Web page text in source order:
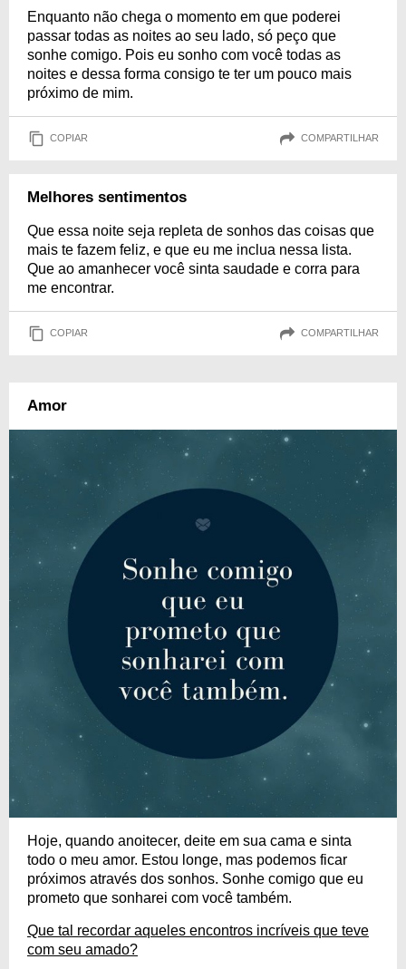
Enquanto não chega o momento em que poderei
passar todas as noites ao seu lado, só peço que
sonhe comigo. Pois eu sonho com você todas as
noites e dessa forma consigo te ter um pouco mais
próximo de mim.
COPIAR COMPARTILHAR
Melhores sentimentos
Que essa noite seja repleta de sonhos das coisas que
mais te fazem feliz, e que eu me inclua nessa lista.
Que ao amanhecer você sinta saudade e corra para
me encontrar.
COPIAR COMPARTILHAR
Amor
Hoje, quando anoitecer, deite em sua cama e sinta
todo o meu amor. Estou longe, mas podemos ficar
próximos através dos sonhos. Sonhe comigo que eu
prometo que sonharei com você também.
Que tal recordar aqueles encontros incríveis que teve
com seu amado?